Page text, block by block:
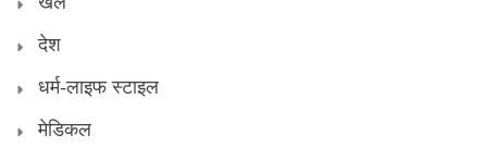
देश
धर्म-लाइफ स्टाइल
मेडिकल